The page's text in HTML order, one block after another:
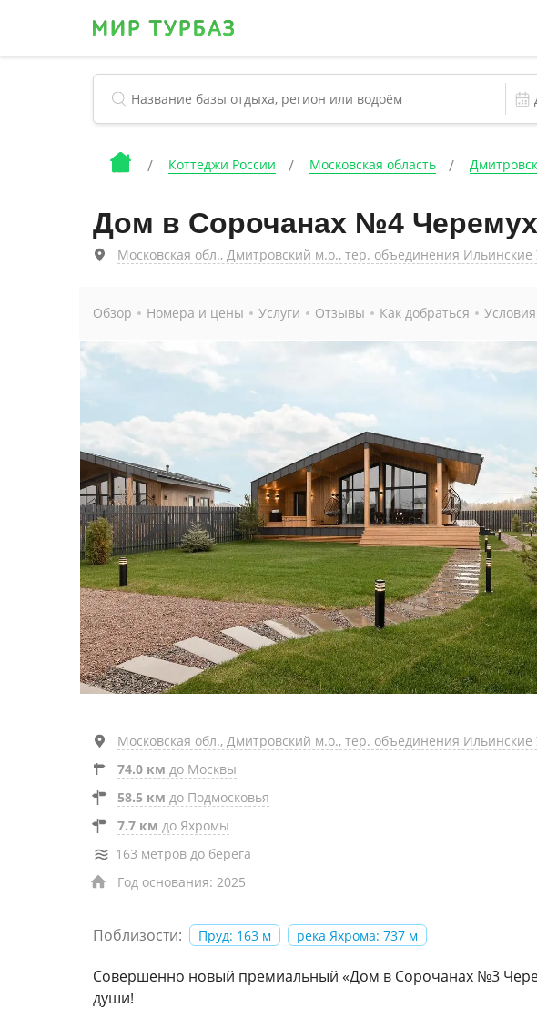
Коттеджи России Московская область
Дом в Сорочанах №4
Московская обл., Дмитровский м.о., тер. объединения Ильинские
Обзор Номера и цены Услуги Отзывы Как добраться
Московская обл., Дмитровский м.о., тер. объединения Ильинские
74.0 км до Москвы
58.5 км до Подмосковья
7.7 км до Яхромы
163 метров до берега
Год основания: 2025
Поблизости: Пруд: 163 м река Яхрома: 737 м
Совершенно новый премиальный «Дом в Сорочанах №3
души!